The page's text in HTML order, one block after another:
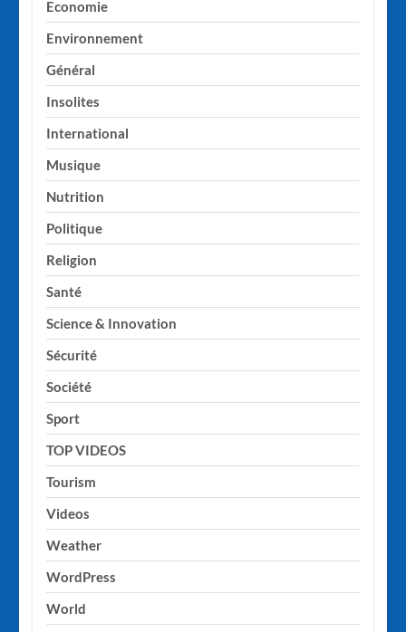
Economie
Environnement
Général
Insolites
International
Musique
Nutrition
Politique
Religion
Santé
Science & Innovation
Sécurité
Société
Sport
TOP VIDEOS
Tourism
Videos
Weather
WordPress
World